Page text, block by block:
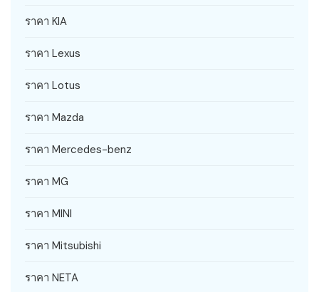
ราคา KIA
ราคา Lexus
ราคา Lotus
ราคา Mazda
ราคา Mercedes-benz
ราคา MG
ราคา MINI
ราคา Mitsubishi
ราคา NETA